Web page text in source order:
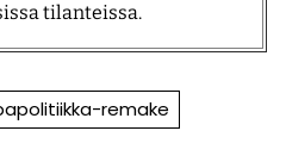
tilanteissa.
remake